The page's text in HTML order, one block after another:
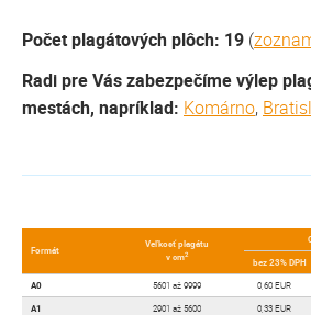
Počet plagátových plôch: 19 (
Radi pre Vás zabezpečíme výlep
mestách, napríklad: Komárno,
Formát
Veľkosť plagátu
v cm2
bez 23% DPH
A0 5601 až 9999 0,60 EUR
A1 2901 až 5600 0,33 EUR